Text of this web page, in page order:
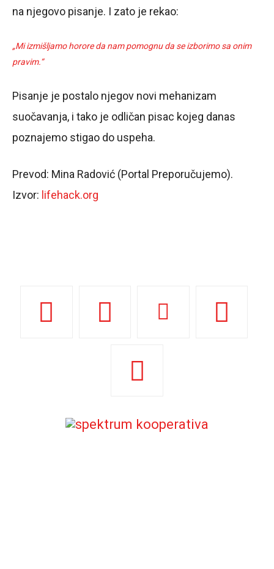
na njegovo pisanje. I zato je rekao:
„Mi izmišljamo horore da nam pomognu da se izborimo sa onim
pravim.“
Pisanje je postalo njegov novi mehanizam
suočavanja, i tako je odličan pisac kojeg danas
poznajemo stigao do uspeha.
Prevod: Mina Radović (Portal Preporučujemo).
Izvor: lifehack.org